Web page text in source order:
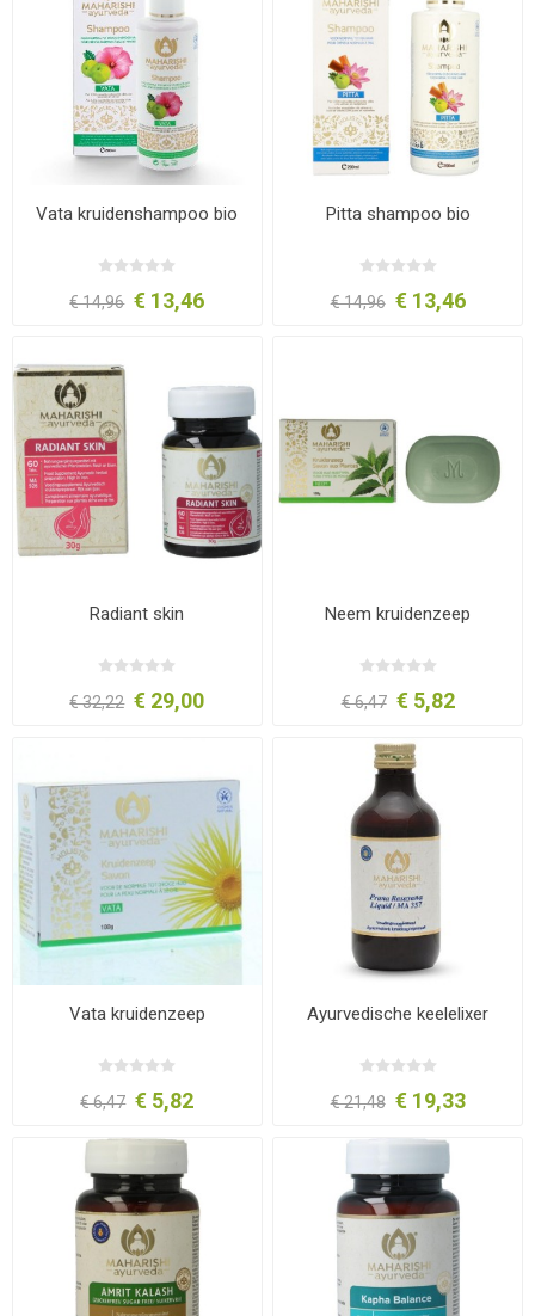
Vata kruidenshampoo bio
€ 14,96 € 13,46
Pitta shampoo bio
€ 14,96 € 13,46
Radiant skin
€ 32,22 € 29,00
Neem kruidenzeep
€ 6,47 € 5,82
Vata kruidenzeep
€ 6,47 € 5,82
Ayurvedische keelelixer
€ 21,48 € 19,33